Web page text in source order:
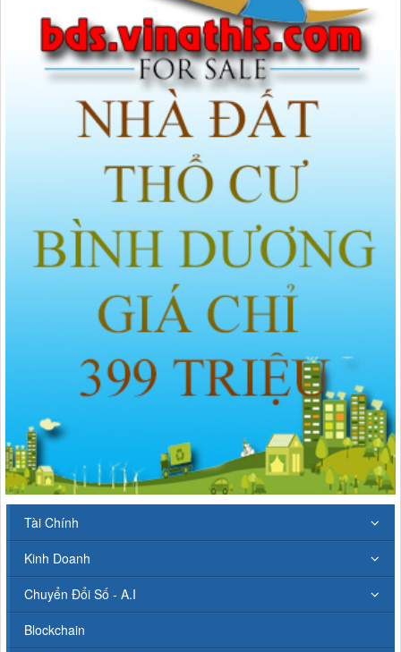
Tài Chính
Kinh Doanh
Chuyển Đổi Số - A.I
Blockchain